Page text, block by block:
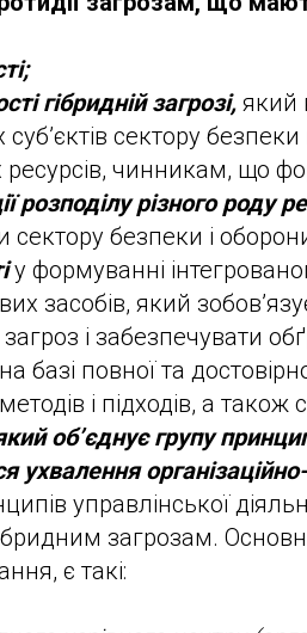
гібридній загрозі, який
сектору
ресурсів, чинникам, що
розподілу різного роду
сектору безпеки і
у формуванні
засобів, який
і забезпечувати
базі повної та
і підходів, а
об’єднує групу
ухвалення
управлінської
загрозам.
є такі: